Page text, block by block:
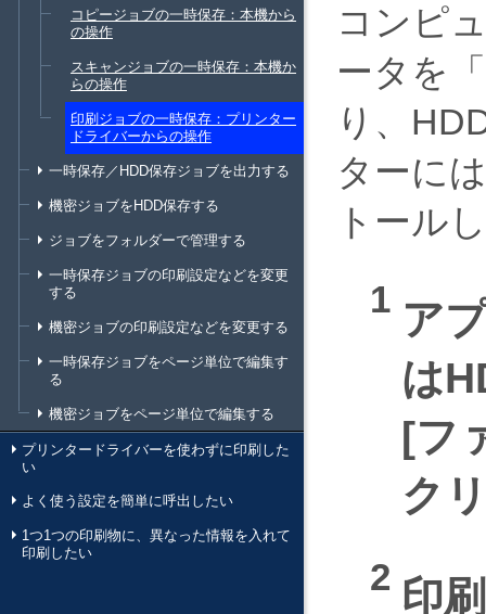
コピージョブの一時保存：本機から
の操作
スキャンジョブの一時保存：本機か
らの操作
印刷ジョブの一時保存：プリンター
ドライバーからの操作
一時保存／HDD保存ジョブを出力する
機密ジョブをHDD保存する
ジョブをフォルダーで管理する
一時保存ジョブの印刷設定などを変更
する
機密ジョブの印刷設定などを変更する
一時保存ジョブをページ単位で編集す
る
機密ジョブをページ単位で編集する
プリンタードライバーを使わずに印刷した
い
よく使う設定を簡単に呼出したい
1つ1つの印刷物に、異なった情報を入れて
印刷したい
コンピ
ータを
り、
ターに
トール
ア
は
フ
ク
印